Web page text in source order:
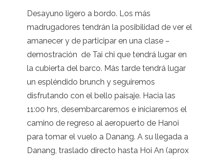
Desayuno ligero a bordo. Los más
madrugadores tendrán la posibilidad de ver el
amanecer y de participar en una clase –
demostración de Tai chi que tendrá lugar en
la cubierta del barco. Más tarde tendrá lugar
un espléndido brunch y seguiremos
disfrutando con el bello paisaje. Hacia las
11:00 hrs, desembarcaremos e iniciaremos el
camino de regreso al aeropuerto de Hanoi
para tomar el vuelo a Danang. A su llegada a
Danang, traslado directo hasta Hoi An (aprox